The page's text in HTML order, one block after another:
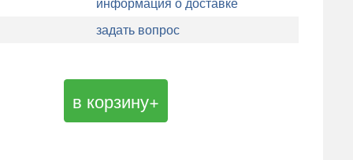
задать вопрос